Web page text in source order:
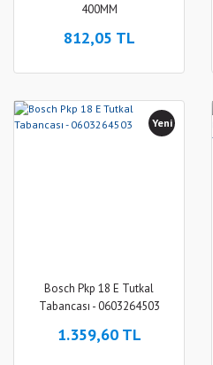
400MM
812,05 TL
Yeni
Bosch Pkp 18 E Tutkal
Tabancası - 0603264503
1.359,60 TL